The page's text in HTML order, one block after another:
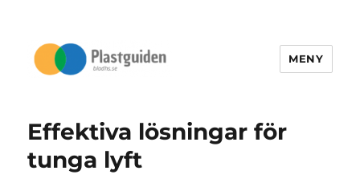
MENY
Effektiva lösningar för
tunga lyft